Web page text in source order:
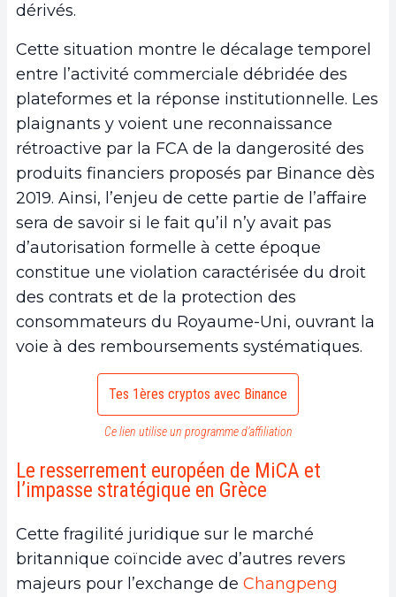
dérivés.
Cette situation montre le décalage temporel
entre l’activité commerciale débridée des
plateformes et la réponse institutionnelle. Les
plaignants y voient une reconnaissance
rétroactive par la FCA de la dangerosité des
produits financiers proposés par Binance dès
2019. Ainsi, l’enjeu de cette partie de l’affaire
sera de savoir si le fait qu’il n’y avait pas
d’autorisation formelle à cette époque
constitue une violation caractérisée du droit
des contrats et de la protection des
consommateurs du Royaume-Uni, ouvrant la
voie à des remboursements systématiques.
Tes 1ères cryptos avec Binance
Ce lien utilise un programme d’affiliation
Le resserrement européen de MiCA et
l’impasse stratégique en Grèce
Cette fragilité juridique sur le marché
britannique coïncide avec d’autres revers
majeurs pour l’exchange de Changpeng